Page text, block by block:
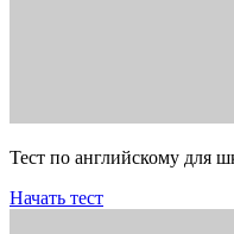
Тест по английскому для
Начать тест